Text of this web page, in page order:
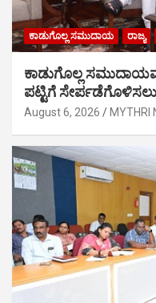
ಕಾಡುಗೊಲ್ಲ ಸಮುದಾಯ ರಾಜ್ಯ
ಕಾಡುಗೊಲ್ಲ
ಪಟ್ಟಿಗೆ
August 6, 2026 MYTHRI